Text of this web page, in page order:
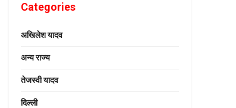
Categories
अखिलेश यादव
अन्य राज्य
तेजस्वी यादव
दिल्ली